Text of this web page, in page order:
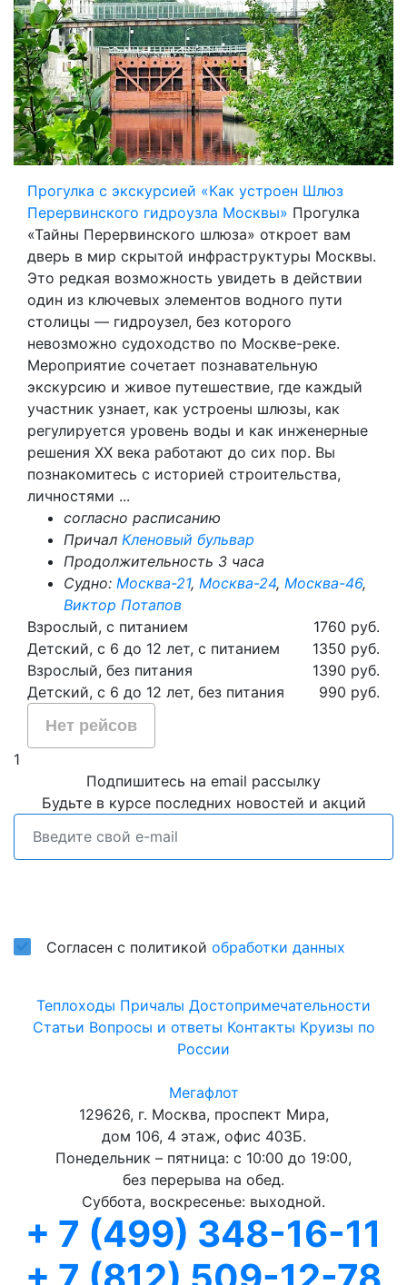
Прогулка с экскурсией «Как устроен Шлюз
Перервинского гидроузла Москвы» Прогулка
«Тайны Перервинского шлюза» откроет вам
дверь в мир скрытой инфраструктуры Москвы.
Это редкая возможность увидеть в действии
один из ключевых элементов водного пути
столицы — гидроузел, без которого
невозможно судоходство по Москве-реке.
Мероприятие сочетает познавательную
экскурсию и живое путешествие, где каждый
участник узнает, как устроены шлюзы, как
регулируется уровень воды и как инженерные
решения XX века работают до сих пор. Вы
познакомитесь с историей строительства,
личностями ...
согласно расписанию
Причал Кленовый бульвар
Продолжительность 3 часа
Судно: Москва-21, Москва-24, Москва-46,
Виктор Потапов
Взрослый, с питанием
1760 руб.
Детский, с 6 до 12 лет, с питанием
1350 руб.
Взрослый, без питания
1390 руб.
Детский, с 6 до 12 лет, без питания
990 руб.
Нет рейсов
1
Подпишитесь на email рассылку
Будьте в курсе последних новостей и акций
Согласен с политикой обработки данных
Теплоходы Причалы Достопримечательности
Статьи Вопросы и ответы Контакты Круизы по
России
Мегафлот
129626, г. Москва, проспект Мира,
дом 106, 4 этаж, офис 403Б.
Понедельник – пятница: с 10:00 до 19:00,
без перерыва на обед.
Суббота, воскресенье: выходной.
+ 7 (499) 348-16-11